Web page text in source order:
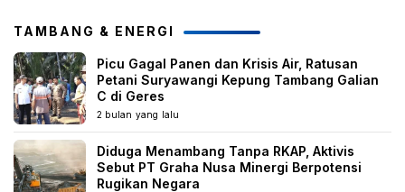
TAMBANG & ENERGI
Picu Gagal Panen dan Krisis Air, Ratusan
Petani Suryawangi Kepung Tambang Galian
C di Geres
2 bulan yang lalu
Diduga Menambang Tanpa RKAP, Aktivis
Sebut PT Graha Nusa Minergi Berpotensi
Rugikan Negara